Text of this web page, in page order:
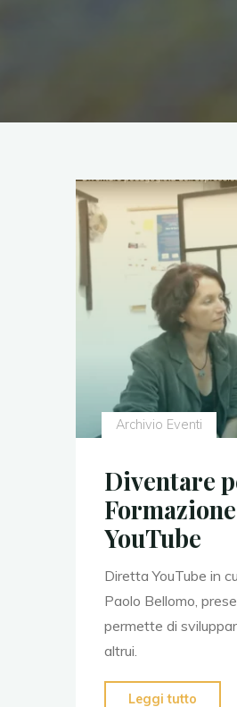
Archivio Eventi
Diventare
YouTube
Diretta YouTube in
Paolo Bellomo,
permette di
altrui.
Leggi tutto